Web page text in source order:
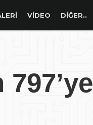
VİDEO DİĞER..